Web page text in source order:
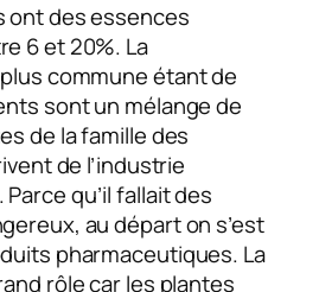
ont des essences
6 et 20%. La
commune étant de
sont un mélange de
de la famille des
de l’industrie
qu’il fallait des
au départ on s’est
pharmaceutiques. La
rôle car les plantes